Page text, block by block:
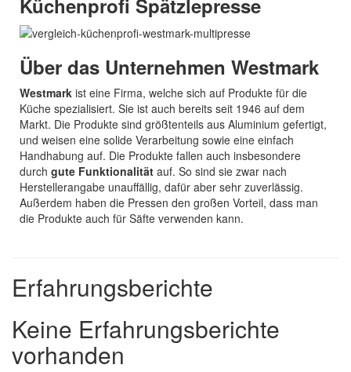
Über das Unternehmen Westmark
Westmark ist eine Firma, welche sich auf Produkte für die
Küche spezialisiert. Sie ist auch bereits seit 1946 auf dem
Markt. Die Produkte sind größtenteils aus Aluminium gefertigt,
und weisen eine solide Verarbeitung sowie eine einfach
Handhabung auf. Die Produkte fallen auch insbesondere
durch gute Funktionalität auf. So sind sie zwar nach
Herstellerangabe unauffällig, dafür aber sehr zuverlässig.
Außerdem haben die Pressen den großen Vorteil, dass man
die Produkte auch für Säfte verwenden kann.
Erfahrungsberichte
Keine Erfahrungsberichte
vorhanden